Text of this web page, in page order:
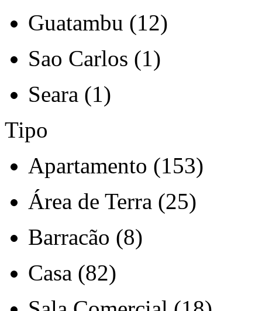
Guatambu (12)
Sao Carlos (1)
Seara (1)
Tipo
Apartamento (153)
Área de Terra (25)
Barracão (8)
Casa (82)